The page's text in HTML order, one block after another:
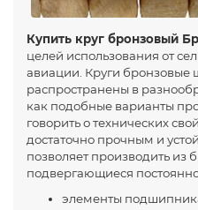
Купить круг бронзовый
целей использования от
авиации. Круги бронзовые
распространены в
как подобные варианты
говорить о технических
достаточно прочным и
позволяет производить из
подвергающиеся
элементы